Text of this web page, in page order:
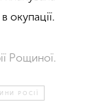
окупації.
Рощиної.
РОСІЇ